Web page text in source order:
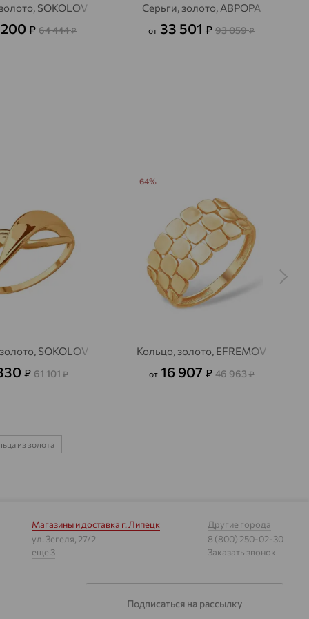
SOKOLOV
₽ 64 444₽
Серьги, золото, АВРОРА
от 33 501 ₽ 93 059₽
SOKOLOV
₽ 61 101₽
Кольцо, золото, EFREMOV
от 16 907 ₽ 46 963₽
64%
из золота
Магазины и доставка г. Липецк
ул. Зегеля, 27/2
еще 3
Другие города
8 (800) 250-02-30
Заказать звонок
Подписаться на рассылку